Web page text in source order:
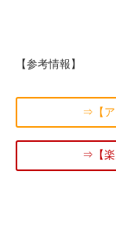
【参考情報】
⇒【ア
⇒【楽